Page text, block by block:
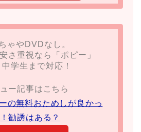
ゃやDVDなし。
さ重視なら「ポピー」
学生まで対応！
ー記事はこちら
の無料おためしが良かっ
勧誘はある？